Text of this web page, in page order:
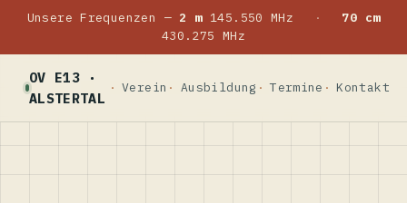
Unsere Frequenzen — 2 m145.550 MHz ·
70 cm
430.275 MHz
OV E13 ·
ALSTERTAL
Verein Ausbildung Termine Kontakt